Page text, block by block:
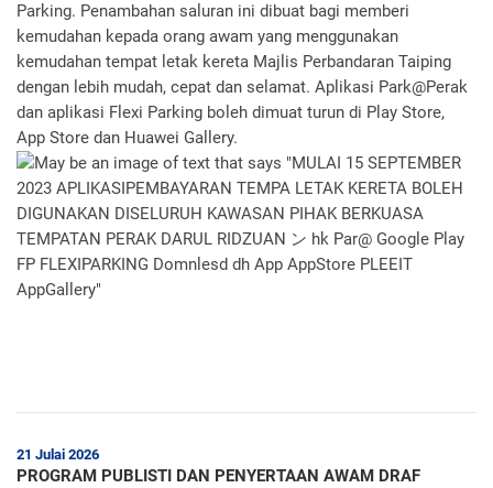
Parking. Penambahan saluran ini dibuat bagi memberi
kemudahan kepada orang awam yang menggunakan
kemudahan tempat letak kereta Majlis Perbandaran Taiping
dengan lebih mudah, cepat dan selamat. Aplikasi Park@Perak
dan aplikasi Flexi Parking boleh dimuat turun di Play Store,
App Store dan Huawei Gallery.
21 Julai 2026
PROGRAM PUBLISTI DAN PENYERTAAN AWAM DRAF